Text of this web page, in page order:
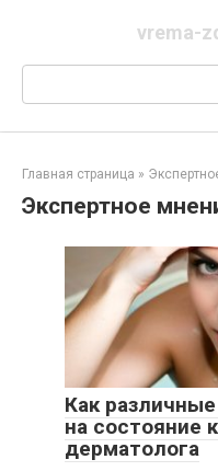
vrema-
Поиск:
Главная страница »
Экспертное
Как
на состояние
дерматолога